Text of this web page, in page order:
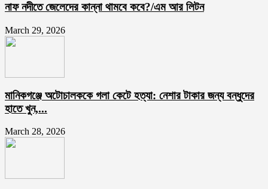
নাফ নদীতে জেলেদের কান্না থামবে কবে?/এম আর লিটন
March 29, 2026
মানিকগঞ্জে অটোচালককে গলা কেটে হত্যা: নেশার টাকার জন্য বন্ধুদের
হাতে খুন,...
March 28, 2026